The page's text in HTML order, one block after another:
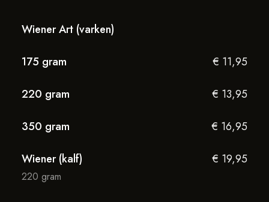
Wiener Art (varken)
175 gram € 11,95
220 gram € 13,95
350 gram € 16,95
Wiener (kalf) € 19,95
220 gram